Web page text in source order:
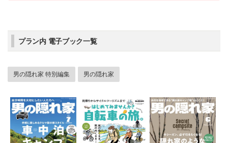
プラン内 電子ブック一覧
男の隠れ家 特別編集 男の隠れ家